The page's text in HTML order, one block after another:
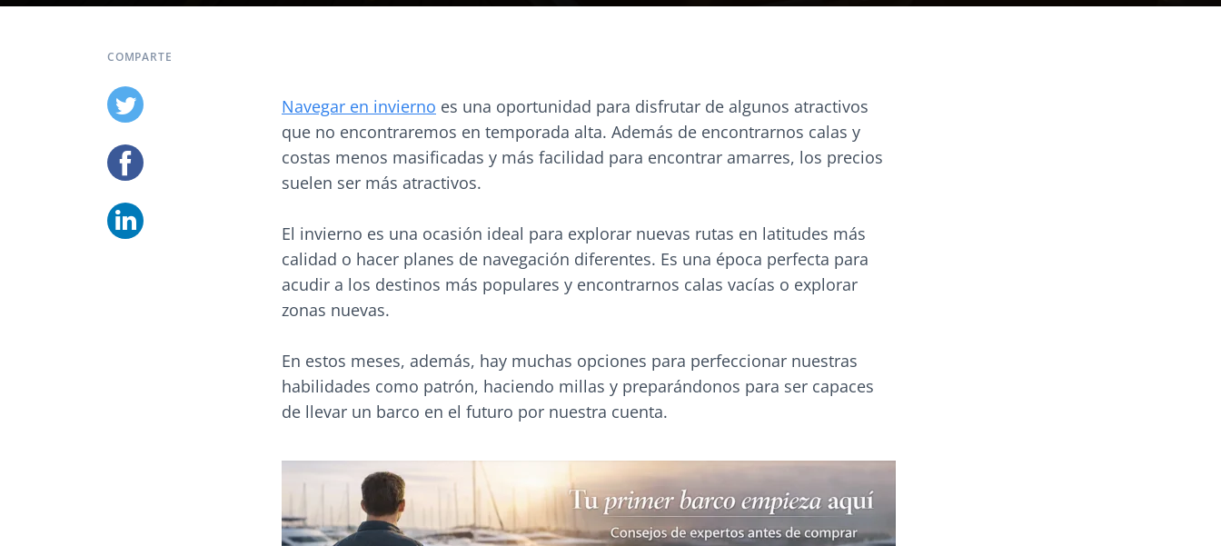
COMPARTE
Navegar en invierno es una oportunidad para disfrutar de algunos atractivos
que no encontraremos en temporada alta. Además de encontrarnos calas y
costas menos masificadas y más facilidad para encontrar amarres, los precios
suelen ser más atractivos.
El invierno es una ocasión ideal para explorar nuevas rutas en latitudes más
calidad o hacer planes de navegación diferentes. Es una época perfecta para
acudir a los destinos más populares y encontrarnos calas vacías o explorar
zonas nuevas.
En estos meses, además, hay muchas opciones para perfeccionar nuestras
habilidades como patrón, haciendo millas y preparándonos para ser capaces
de llevar un barco en el futuro por nuestra cuenta.